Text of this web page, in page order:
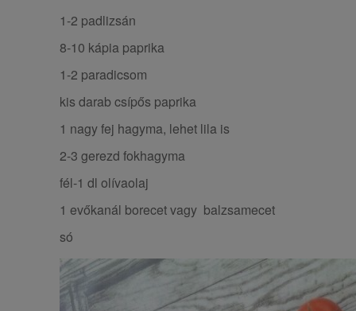
1-2 padlizsán
8-10 kápia paprika
1-2 paradicsom
kis darab csípős paprika
1 nagy fej hagyma, lehet lila is
2-3 gerezd fokhagyma
fél-1 dl olívaolaj
1 evőkanál borecet vagy balzsamecet
só